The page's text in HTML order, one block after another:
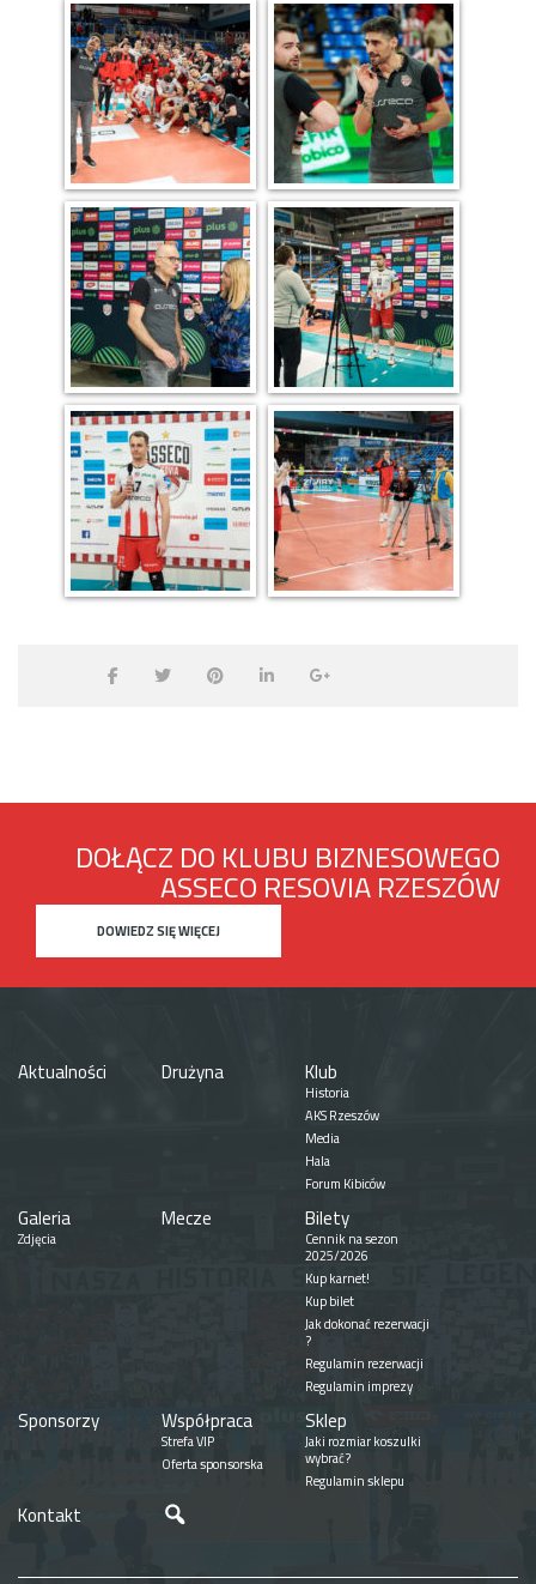
DOŁĄCZ DO KLUBU BIZNESOWEGO
ASSECO RESOVIA RZESZÓW
DOWIEDZ SIĘ WIĘCEJ
Aktualności Drużyna Klub
Historia
AKS Rzeszów
Media
Hala
Forum Kibiców
Galeria
Zdjęcia
Mecze Bilety
Cennik na sezon
2025/2026
Kup karnet!
Kup bilet
Jak dokonać rezerwacji
?
Regulamin rezerwacji
Regulamin imprezy
Sponsorzy Współpraca
Strefa VIP
Oferta sponsorska
Sklep
Jaki rozmiar koszulki
wybrać?
Regulamin sklepu
Kontakt